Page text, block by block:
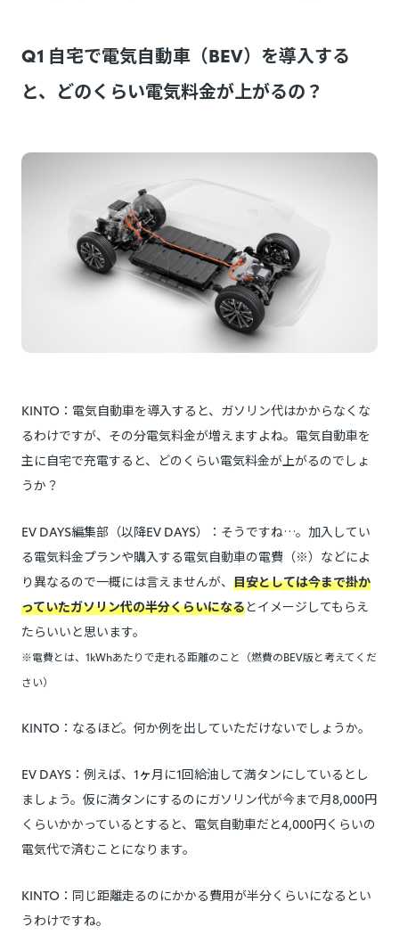
Q1 自宅で電気自動車（BEV）を導入する
と、どのくらい電気料金が上がるの？
KINTO：電気自動車を導入すると、ガソリン代はかからなくな
るわけですが、その分電気料金が増えますよね。電気自動車を
主に自宅で充電すると、どのくらい電気料金が上がるのでしょ
うか？
EV DAYS編集部（以降EV DAYS）：そうですね…。加入してい
る電気料金プランや購入する電気自動車の電費（※）などによ
り異なるので一概には言えませんが、 目安としては今まで掛か
っていたガソリン代の半分くらいになるとイメージしてもらえ
たらいいと思います。
※電費とは、1kWhあたりで走れる距離のこと（燃費のBEV版と考えてくだ
さい）
KINTO：なるほど。何か例を出していただけないでしょうか。
EV DAYS：例えば、1ヶ月に1回給油して満タンにしているとし
ましょう。仮に満タンにするのにガソリン代が今まで月8,000円
くらいかかっているとすると、電気自動車だと4,000円くらいの
電気代で済むことになります。
KINTO：同じ距離走るのにかかる費用が半分くらいになるとい
うわけですね。